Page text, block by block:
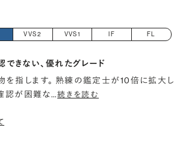
VVS2 VVS1 IF FL
きない、優れたグレード
を指します。 熟練の鑑定士が10倍に拡大し
認が困難な…続きを読む